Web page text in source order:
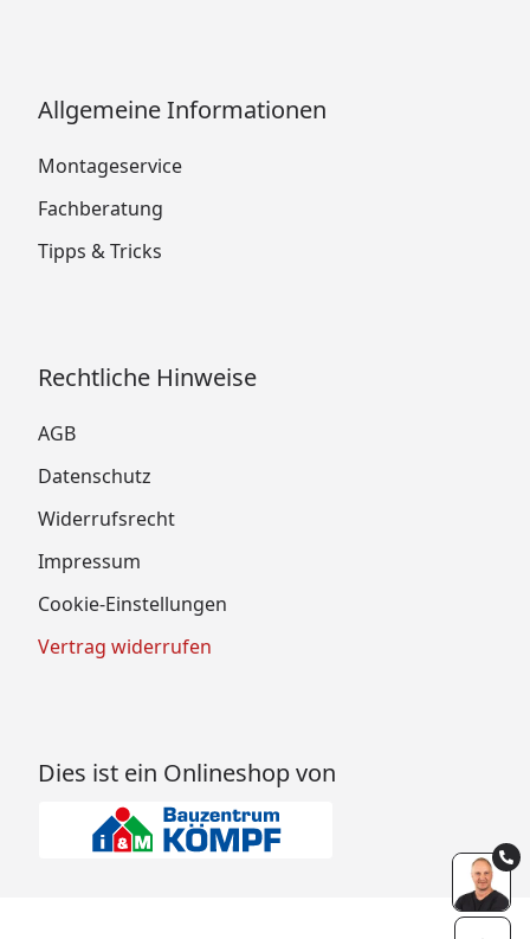
Allgemeine Informationen
Montageservice
Fachberatung
Tipps & Tricks
Rechtliche Hinweise
AGB
Datenschutz
Widerrufsrecht
Impressum
Cookie-Einstellungen
Vertrag widerrufen
Dies ist ein Onlineshop von